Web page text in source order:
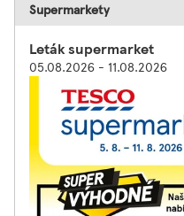
Supermarkety
Leták supermarket
05.08.2026 - 11.08.2026